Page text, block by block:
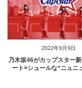
2022年9月9日
乃木坂46がカップスター
ート×シュールな“ニュニ